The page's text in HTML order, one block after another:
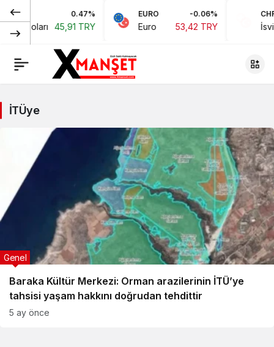
0.47%
Doları 45,91 TRY
EURO -0.06%
Euro 53,42 TRY
CHF
İTÜye
Baraka Kültür Merkezi: Orman arazilerinin İTÜ’ye
tahsisi yaşam hakkını doğrudan tehdittir
Genel
5 ay önce